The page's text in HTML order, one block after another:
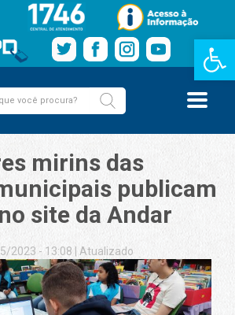
Barra de
mirins das
publicam
site da Andar
2023 - 13:08 Atualizado